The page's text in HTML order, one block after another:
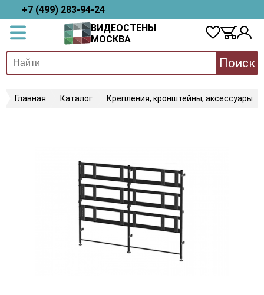
+7 (499) 283-94-24
ВИДЕОСТЕНЫ
МОСКВА
Поиск
Главная Каталог Крепления, кронштейны, аксессуары